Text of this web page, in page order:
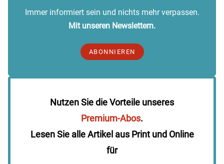
Immer informiert sein und nichts mehr verpassen.
Mit unseren Newslettern.
ABONNIEREN
Nutzen Sie die Vorteile unseres
Premium-Abos.
Lesen Sie alle Artikel aus Print und Online
für